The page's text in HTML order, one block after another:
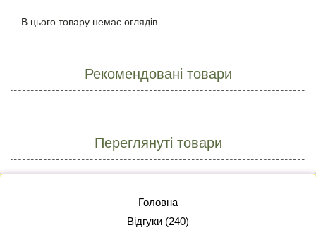
В цього товару немає оглядів.
Рекомендовані товари
Переглянуті товари
Головна
Відгуки (240)